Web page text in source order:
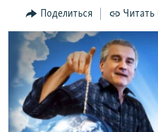
поискуИНФОГРАФИКА
ТЕЛЕПРОЕКТ КРЫМ.РЕАЛИИ
СОВЕТЫ ПРАВОЗАЩИТНИКОВ
ПРОПАВШИЕ БЕЗ ВЕСТИ
ПОБЕДИТЕЛЕЙ НЕ СУДЯТ?
КАК ОБОЙТИ
Українською
Qırımtatar
ПРИСОЕДИНЯЙТЕСЬ!
Поделиться Читать